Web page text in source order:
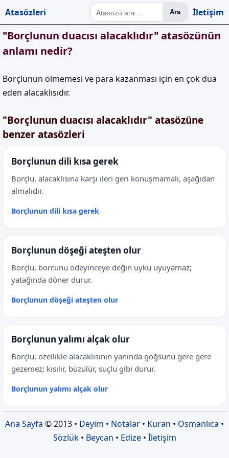
Atasözleri Ara İletişim
"Borçlunun duacısı alacaklıdır" atasözünün
anlamı nedir?
Borçlunun ölmemesi ve para kazanması için en çok dua
eden alacaklısıdır.
"Borçlunun duacısı alacaklıdır" atasözüne
benzer atasözleri
Borçlunun dili kısa gerek
Borçlu, alacaklısına karşı ileri geri konuşmamalı, aşağıdan
almalıdır.
Borçlunun dili kısa gerek
Borçlunun döşeği ateşten olur
Borçlu, borcunu ödeyinceye değin uyku uyuyamaz;
yatağında döner durur.
Borçlunun döşeği ateşten olur
Borçlunun yalımı alçak olur
Borçlu, özellikle alacaklısının yanında göğsünü gere gere
gezemez; kısılır, büzülür, suçlu gibi durur.
Borçlunun yalımı alçak olur
Ana Sayfa © 2013 • Deyim • Notalar • Kuran • Osmanlıca •
Sözlük• Beycan • Edize• İletişim